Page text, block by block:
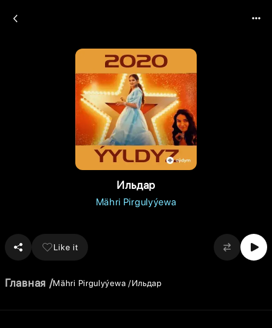
Ильдар
Mähri Pirgulyýewa
Like it
Главная Mähri Pirgulyýewa Ильдар